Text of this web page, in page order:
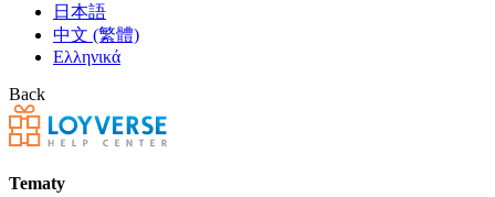
日本語
中文 (繁體)
Ελληνικά
Back
Tematy